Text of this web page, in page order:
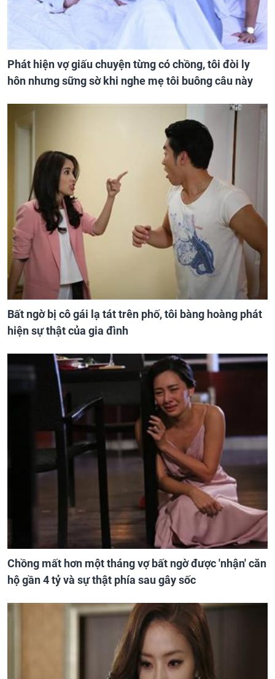
Phát hiện vợ giấu chuyện từng có chồng, tôi đòi ly
hôn nhưng sững sờ khi nghe mẹ tôi buông câu này
Bất ngờ bị cô gái lạ tát trên phố, tôi bàng hoàng phát
hiện sự thật của gia đình
Chồng mất hơn một tháng vợ bất ngờ được 'nhận' căn
hộ gần 4 tỷ và sự thật phía sau gây sốc